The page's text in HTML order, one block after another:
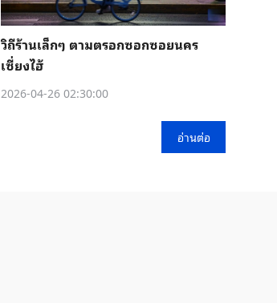
วิถีร้านเล็กๆ ตามตรอกซอกซอยนคร
เซี่ยงไฮ้
2026-04-26 02:30:00
อ่านต่อ